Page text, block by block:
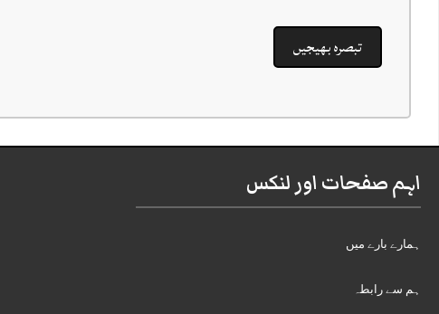
اہم صفحات اور لنکس
ہمارے بارے میں
ہم سے رابطہ